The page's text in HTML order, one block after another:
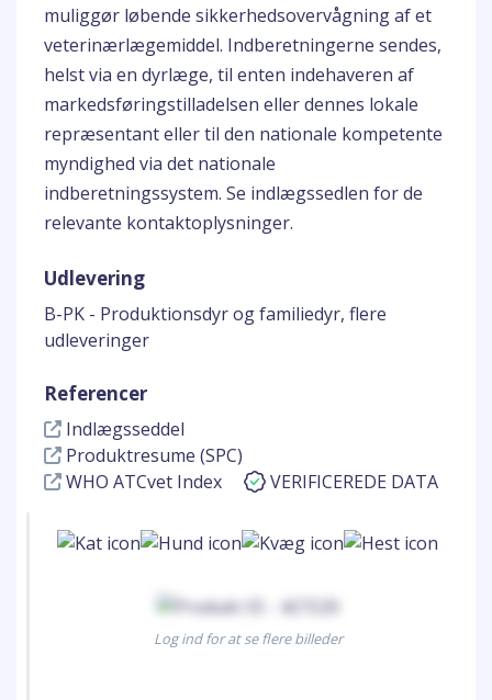
muliggør løbende sikkerhedsovervågning af et
veterinærlægemiddel. Indberetningerne sendes,
helst via en dyrlæge, til enten indehaveren af
markedsføringstilladelsen eller dennes lokale
repræsentant eller til den nationale kompetente
myndighed via det nationale
indberetningssystem. Se indlægssedlen for de
relevante kontaktoplysninger.
Udlevering
B-PK - Produktionsdyr og familiedyr, flere
udleveringer
Referencer
Indlægsseddel
Produktresume (SPC)
WHO ATCvet Index
VERIFICEREDE DATA
Log ind for at se flere billeder